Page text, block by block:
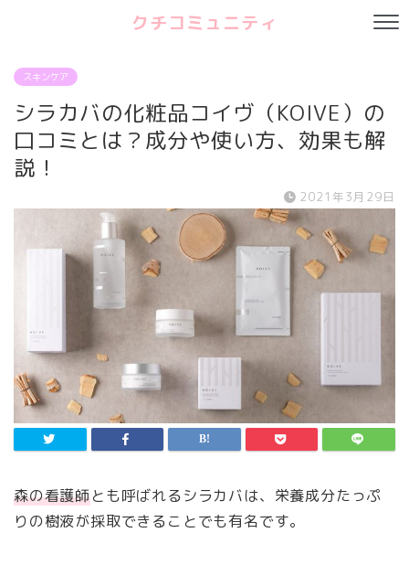
クチコミュニティ
スキンケア
シラカバの化粧品コイヴ（KOIVE）の
口コミとは？成分や使い方、効果も解
説！
2021年3月29日
森の看護師とも呼ばれるシラカバは、栄養成分たっぷ
りの樹液が採取できることでも有名です。